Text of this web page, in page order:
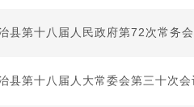
县第十八届人民政府第72次常务
县第十八届人大常委会第三十次会